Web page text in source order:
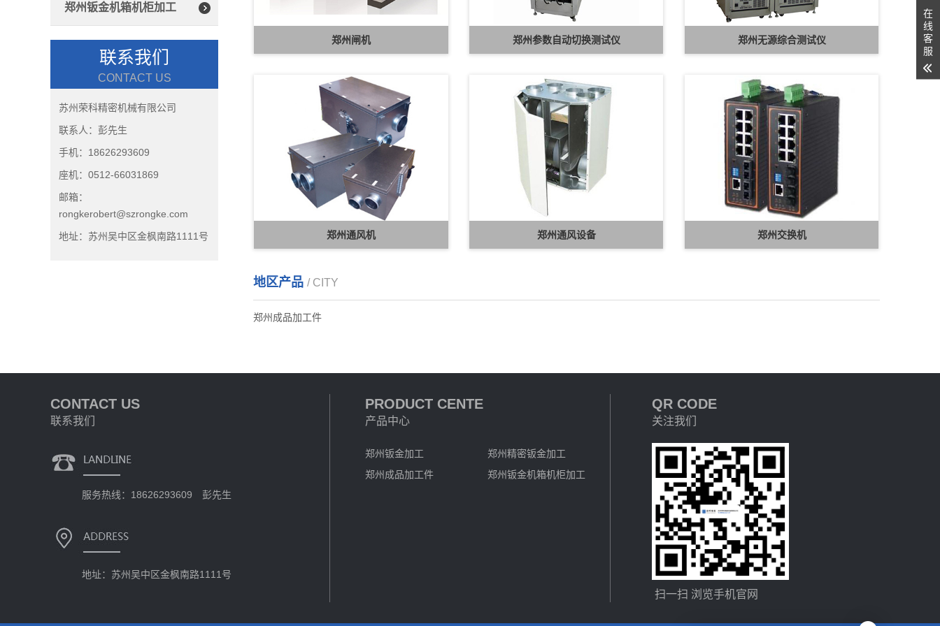
郑州钣金机箱机柜加工
联系我们
CONTACT US
苏州荣科精密机械有限公司
联系人：彭先生
手机：18626293609
座机：0512-66031869
邮箱：
rongkerobert@szrongke.com
地址：苏州吴中区金枫南路1111号
郑州闸机 郑州参数自动切换测试仪 郑州无源综合测试仪
郑州通风机 郑州通风设备 郑州交换机
地区产品 / CITY
郑州成品加工件
CONTACT US
联系我们
服务热线：18626293609 彭先生
地址：苏州吴中区金枫南路1111号
PRODUCT CENTE
产品中心
郑州钣金加工
郑州精密钣金加工
郑州成品加工件
郑州钣金机箱机柜加工
QR CODE
关注我们
扫一扫 浏览手机官网
在
线
客
服